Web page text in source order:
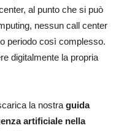
al punto che si può
nessun call center
periodo così complesso.
digitalmente la propria
la nostra guida
artificiale nella